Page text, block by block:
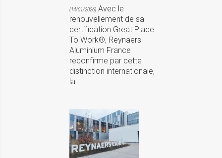
(14/01/2026) Avec le
renouvellement de sa
certification Great Place
To Work®, Reynaers
Aluminium France
reconfirme par cette
distinction internationale,
la